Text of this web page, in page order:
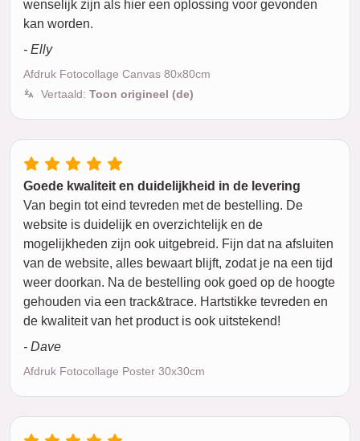
wenselijk zijn als hier een oplossing voor gevonden
kan worden.
- Elly
Afdruk Fotocollage Canvas 80x80cm
Vertaald: Toon origineel (de)
Goede kwaliteit en duidelijkheid in de levering
Van begin tot eind tevreden met de bestelling. De
website is duidelijk en overzichtelijk en de
mogelijkheden zijn ook uitgebreid. Fijn dat na afsluiten
van de website, alles bewaart blijft, zodat je na een tijd
weer doorkan. Na de bestelling ook goed op de hoogte
gehouden via een track&trace. Hartstikke tevreden en
de kwaliteit van het product is ook uitstekend!
- Dave
Afdruk Fotocollage Poster 30x30cm